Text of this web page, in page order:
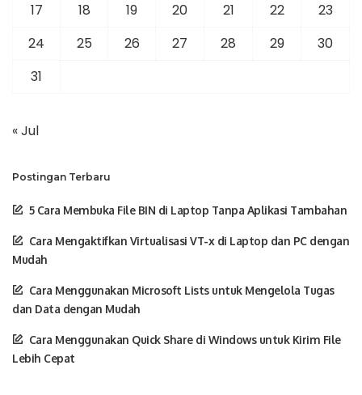
17
18 19 20 21 22
23
24
25 26 27 28 29
30
31
« Jul
Postingan Terbaru
5 Cara Membuka File BIN di Laptop Tanpa Aplikasi Tambahan
Cara Mengaktifkan Virtualisasi VT-x di Laptop dan PC dengan
Mudah
Cara Menggunakan Microsoft Lists untuk Mengelola Tugas
dan Data dengan Mudah
Cara Menggunakan Quick Share di Windows untuk Kirim File
Lebih Cepat